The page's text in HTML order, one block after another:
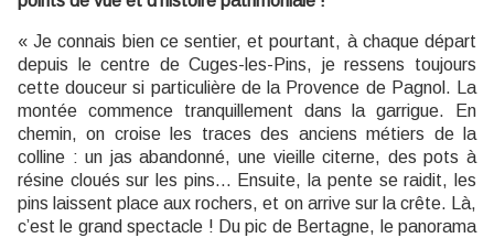
« Je connais bien ce sentier, et pourtant, à chaque départ
depuis le centre de Cuges-les-Pins, je ressens toujours
cette douceur si particulière de la Provence de Pagnol. La
montée commence tranquillement dans la garrigue. En
chemin, on croise les traces des anciens métiers de la
colline : un jas abandonné, une vieille citerne, des pots à
résine cloués sur les pins… Ensuite, la pente se raidit, les
pins laissent place aux rochers, et on arrive sur la crête. Là,
c’est le grand spectacle ! Du pic de Bertagne, le panorama